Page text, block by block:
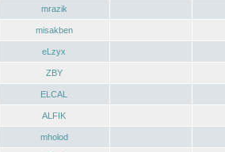
mrazik
misakben
eLzyx
ZBY
ELCAL
ALFIK
mholod